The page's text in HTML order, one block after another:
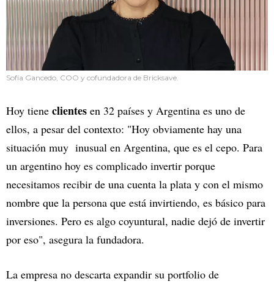
Sofía Gancedo, COO y cofundadora de Bricksave.
Hoy tiene clientes en 32 países y Argentina es uno de
ellos, a pesar del contexto: "Hoy obviamente hay una
situación muy inusual en Argentina, que es el cepo. Para
un argentino hoy es complicado invertir porque
necesitamos recibir de una cuenta la plata y con el mismo
nombre que la persona que está invirtiendo, es básico para
inversiones. Pero es algo coyuntural, nadie dejó de invertir
por eso", asegura la fundadora.
La empresa no descarta expandir su portfolio de